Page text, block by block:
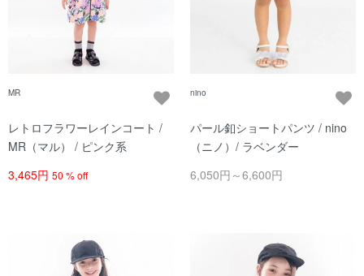
MR
レトロフラワーレインコート /
MR（マル） / ピンク系
3,465円 50 % off
nino
パール釦ショートパンツ / nino
（ニノ）/ ラベンダー
6,050円～6,600円